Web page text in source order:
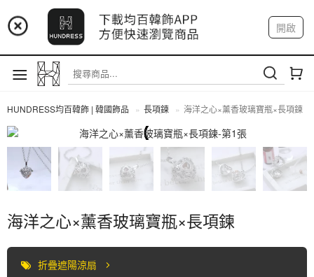
📢 市集預告：9/4-9/6 淡水捷運站
📢 市集預告：9/12-9/13 八里海巡基地
📢 市集預告：8/22-8/23 桃園青埔置地廣場
開啟
註冊 我的帳戶
HUNDRESS均百韓飾 | 韓國飾品 長項鍊 海洋之心×薰香玻璃寶瓶×長項鍊
海洋之心×薰香玻璃寶瓶×長項鍊
折疊遮陽涼扇